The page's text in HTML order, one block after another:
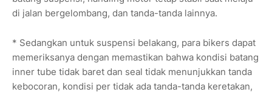
di jalan bergelombang, dan tanda-tanda lainnya.
* Sedangkan untuk suspensi belakang, para bikers dapat
memeriksanya dengan memastikan bahwa kondisi batang
inner tube tidak baret dan seal tidak menunjukkan tanda
kebocoran, kondisi per tidak ada tanda-tanda keretakan,